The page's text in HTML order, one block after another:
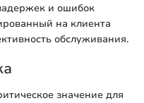
и ошибок
на клиента
обслуживания.
значение для